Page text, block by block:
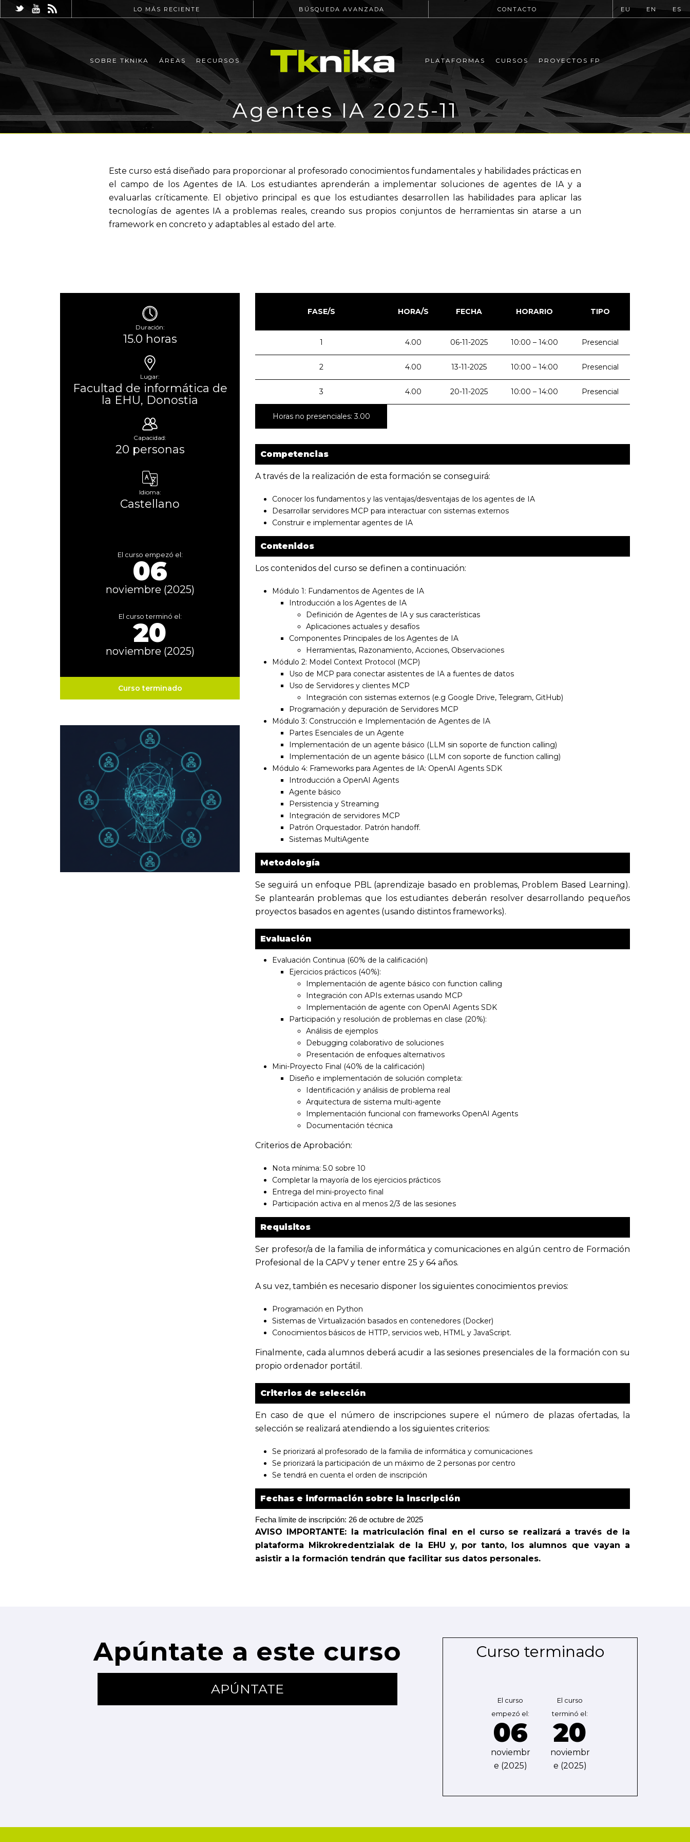
LO MÁS RECIENTE BÚSQUEDA AVANZADA CONTACTO EU EN ES
SOBRE TKNIKA ÁREAS RECURSOS PLATAFORMAS CURSOS PROYECTOS FP
Agentes IA 2025-11
Este curso está diseñado para proporcionar al profesorado conocimientos fundamentales y habilidades prácticas en
el campo de los Agentes de IA. Los estudiantes aprenderán a implementar soluciones de agentes de IA y a
evaluarlas críticamente. El objetivo principal es que los estudiantes desarrollen las habilidades para aplicar las
tecnologías de agentes IA a problemas reales, creando sus propios conjuntos de herramientas sin atarse a un
framework en concreto y adaptables al estado del arte.
Duración:
15.0 horas
Lugar:
Facultad de informática de
la EHU, Donostia
Capacidad:
20 personas
Idioma:
Castellano
El curso empezó el:
06
noviembre (2025)
El curso terminó el:
20
noviembre (2025)
Curso terminado
FASE/S HORA/S FECHA HORARIO TIPO
1 4.00 06-11-2025 10:00 – 14:00 Presencial
2 4.00 13-11-2025 10:00 – 14:00 Presencial
3 4.00 20-11-2025 10:00 – 14:00 Presencial
Horas no presenciales: 3.00
Competencias
A través de la realización de esta formación se conseguirá:
Conocer los fundamentos y las ventajas/desventajas de los agentes de IA
Desarrollar servidores MCP para interactuar con sistemas externos
Construir e implementar agentes de IA
Contenidos
Los contenidos del curso se definen a continuación:
Módulo 1: Fundamentos de Agentes de IA
Introducción a los Agentes de IA
Definición de Agentes de IA y sus características
Aplicaciones actuales y desafíos
Componentes Principales de los Agentes de IA
Herramientas, Razonamiento, Acciones, Observaciones
Módulo 2: Model Context Protocol (MCP)
Uso de MCP para conectar asistentes de IA a fuentes de datos
Uso de Servidores y clientes MCP
Integración con sistemas externos (e.g Google Drive, Telegram, GitHub)
Programación y depuración de Servidores MCP
Módulo 3: Construcción e Implementación de Agentes de IA
Partes Esenciales de un Agente
Implementación de un agente básico (LLM sin soporte de function calling)
Implementación de un agente básico (LLM con soporte de function calling)
Módulo 4: Frameworks para Agentes de IA: OpenAI Agents SDK
Introducción a OpenAI Agents
Agente básico
Persistencia y Streaming
Integración de servidores MCP
Patrón Orquestador. Patrón handoff.
Sistemas MultiAgente
Metodología
Se seguirá un enfoque PBL (aprendizaje basado en problemas, Problem Based Learning).
Se plantearán problemas que los estudiantes deberán resolver desarrollando pequeños
proyectos basados en agentes (usando distintos frameworks).
Evaluación
Evaluación Continua (60% de la calificación)
Ejercicios prácticos (40%):
Implementación de agente básico con function calling
Integración con APIs externas usando MCP
Implementación de agente con OpenAI Agents SDK
Participación y resolución de problemas en clase (20%):
Análisis de ejemplos
Debugging colaborativo de soluciones
Presentación de enfoques alternativos
Mini-Proyecto Final (40% de la calificación)
Diseño e implementación de solución completa:
Identificación y análisis de problema real
Arquitectura de sistema multi-agente
Implementación funcional con frameworks OpenAI Agents
Documentación técnica
Criterios de Aprobación:
Nota mínima: 5.0 sobre 10
Completar la mayoría de los ejercicios prácticos
Entrega del mini-proyecto final
Participación activa en al menos 2/3 de las sesiones
Requisitos
Ser profesor/a de la familia de informática y comunicaciones en algún centro de Formación
Profesional de la CAPV y tener entre 25 y 64 años.
A su vez, también es necesario disponer los siguientes conocimientos previos:
Programación en Python
Sistemas de Virtualización basados en contenedores (Docker)
Conocimientos básicos de HTTP, servicios web, HTML y JavaScript.
Finalmente, cada alumnos deberá acudir a las sesiones presenciales de la formación con su
propio ordenador portátil.
Criterios de selección
En caso de que el número de inscripciones supere el número de plazas ofertadas, la
selección se realizará atendiendo a los siguientes criterios:
Se priorizará al profesorado de la familia de informática y comunicaciones
Se priorizará la participación de un máximo de 2 personas por centro
Se tendrá en cuenta el orden de inscripción
Fechas e información sobre la inscripción
Fecha límite de inscripción: 26 de octubre de 2025
AVISO IMPORTANTE: la matriculación final en el curso se realizará a través de la
plataforma Mikrokredentzialak de la EHU y, por tanto, los alumnos que vayan a
asistir a la formación tendrán que facilitar sus datos personales.
Apúntate a este curso
APÚNTATE
Curso terminado
El curso
empezó el:
06
noviembr
e (2025)
El curso
terminó el:
20
noviembr
e (2025)